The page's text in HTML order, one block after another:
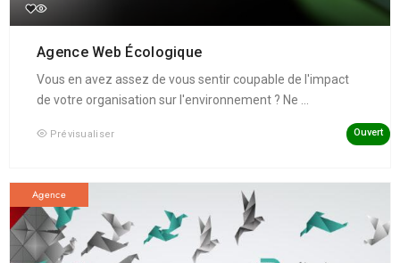
Agence Web Écologique
Vous en avez assez de vous sentir coupable de l'impact
de votre organisation sur l'environnement ? Ne ...
Prévisualiser Ouvert
Agence